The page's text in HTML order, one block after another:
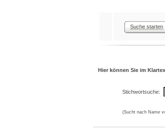
Suche starten
Hier können Sie im
Stichwortsuche:
(Sucht nach Name